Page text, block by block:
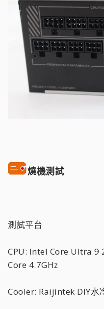
燒機測試
測試平台
CPU: Intel Core Ultra 9
Core 4.7GHz
Cooler: Raijintek DIY水